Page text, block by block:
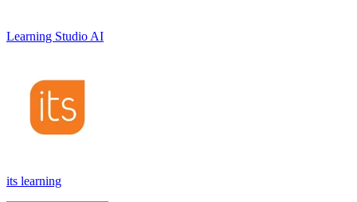
Learning Studio AI
its learning